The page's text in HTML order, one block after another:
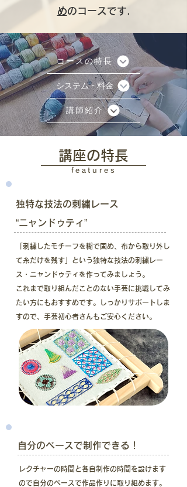
めのコースです.
コースの特長
システム・料金
講師紹介
講座の特長
features
​独特な技法の刺繍レース
“ニャンドゥティ”
「​刺繍したモチーフを糊で固め、布から取り外し
て糸だけを残す」という独特な技法の刺繍レー
ス・ニャンドゥティを作ってみましょう。
これまで取り組んだことのない手芸に挑戦してみ
たい方にもおすすめです。しっかりサポートしま
すので、 手芸初心者さんもご安心ください。
自分のペースで制作できる！
レクチャーの時間と各自制作の時間を設けます
ので自分のペースで作品作りに取り組めます。